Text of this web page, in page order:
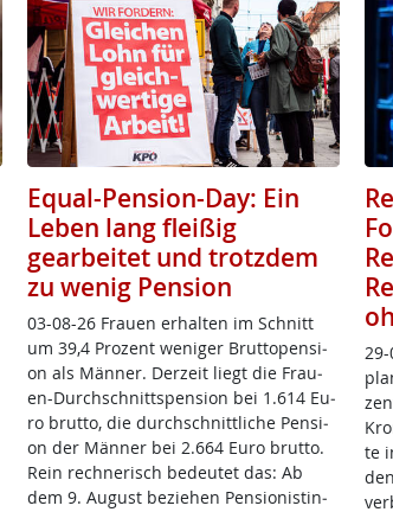
Equal-Pension-Day: Ein
Leben lang fleißig
gearbeitet und trotzdem
zu wenig Pension
03-08-26 Frau­en er­hal­ten im Schnitt
um 39,4 Pro­zent we­ni­ger Brut­to­pen­si­
on als Män­ner. Der­zeit liegt die Frau­
en-Durch­schnitt­s­pen­si­on bei 1.614 Eu­
ro brut­to, die durch­schnitt­li­che Pen­si­
on der Män­ner bei 2.664 Eu­ro brut­to.
Rein rech­ne­risch be­deu­tet das: Ab
dem 9. Au­gust be­zie­hen Pen­sio­nis­tin­
te